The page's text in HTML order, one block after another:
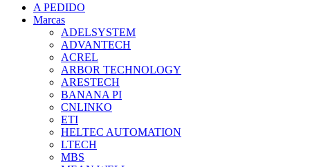
A PEDIDO
Marcas
ADELSYSTEM
ADVANTECH
ACREL
ARBOR TECHNOLOGY
ARESTECH
BANANA PI
CNLINKO
ETI
HELTEC AUTOMATION
LTECH
MBS